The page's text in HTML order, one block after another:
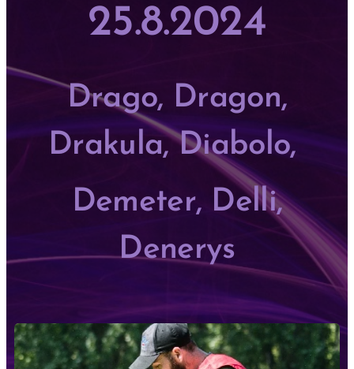
25.8.2024
Drago, Dragon,
Drakula, Diabolo,
Demeter, Delli,
Denerys